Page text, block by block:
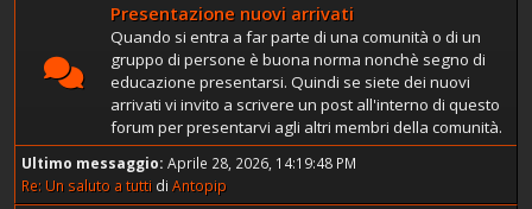
Presentazione nuovi arrivati
Quando si entra a far parte di una comunità o di un
gruppo di persone è buona norma nonchè segno di
educazione presentarsi. Quindi se siete dei nuovi
arrivati vi invito a scrivere un post all'interno di questo
forum per presentarvi agli altri membri della comunità.
Ultimo messaggio: Aprile 28, 2026, 14:19:48 PM
Re: Un saluto a tutti di Antopip